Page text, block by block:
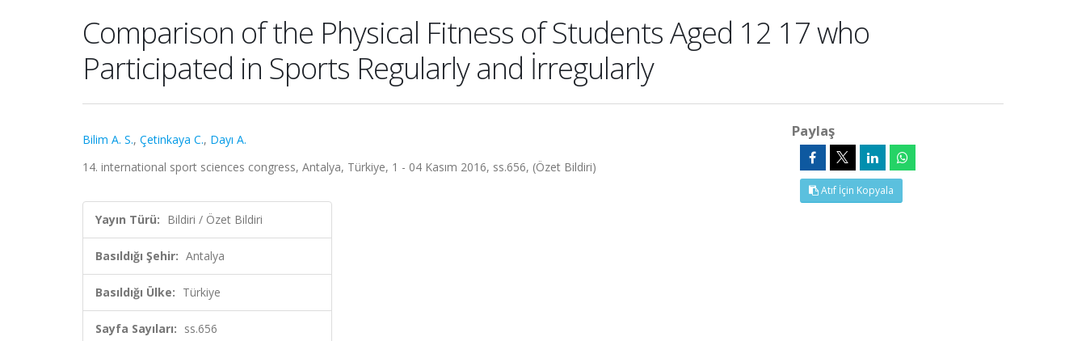
Comparison of the Physical Fitness of Students Aged 12 17 who
Participated in Sports Regularly and İrregularly
Bilim A. S., Çetinkaya C., Dayı A.
14. international sport sciences congress, Antalya, Türkiye, 1 - 04 Kasım 2016, ss.656, (Özet Bildiri)
Yayın Türü: Bildiri / Özet Bildiri
Basıldığı Şehir: Antalya
Basıldığı Ülke: Türkiye
Sayfa Sayıları: ss.656
Paylaş
Atıf İçin Kopyala